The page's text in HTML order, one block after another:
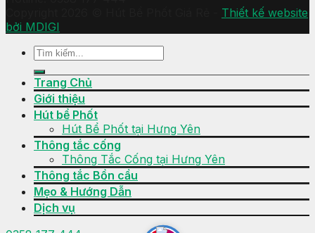
Thiết kế website
bởi MDIGI
Trang Chủ
Giới thiệu
Hút bể Phốt
Hút Bể Phốt tại Hưng Yên
Thông tắc cống
Thông Tắc Cống tại Hưng Yên
Thông tắc Bồn cầu
Mẹo & Hướng Dẫn
Dịch vụ